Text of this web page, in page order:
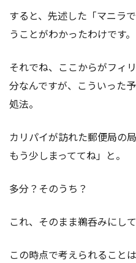
すると、先述した「マニラ
うことがわかったわけです。
それでね、ここからがフィ
分なんですが、こういった
処法。
カリパイが訪れた郵便局の
もう少しまっててね」と。
多分？そのうち？
これ、そのまま鵜呑みにし
この時点で考えられること